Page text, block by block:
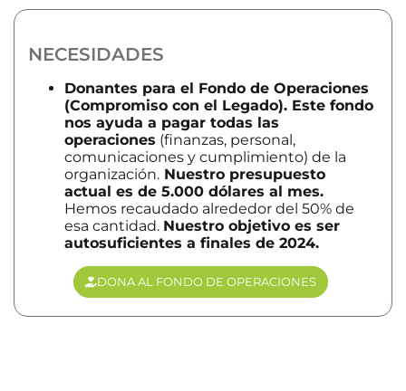
NECESIDADES
Donantes para el Fondo de Operaciones
(Compromiso con el Legado). Este fondo
nos ayuda a pagar todas las
operaciones (finanzas, personal,
comunicaciones y cumplimiento) de la
organización. Nuestro presupuesto
actual es de 5.000 dólares al mes.
Hemos recaudado alrededor del 50% de
esa cantidad. Nuestro objetivo es ser
autosuficientes a finales de 2024.
DONA AL FONDO DE OPERACIONES